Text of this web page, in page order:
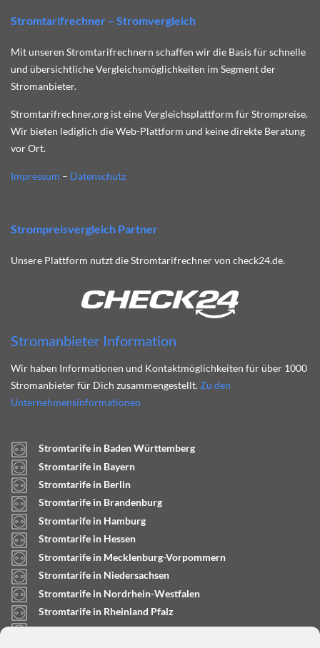
Stromtarifrechner – Stromvergleich
Mit unseren Stromtarifrechnern schaffen wir die Basis für schnelle
und übersichtliche Vergleichsmöglichkeiten im Segment der
Stromanbieter.
Stromtarifrechner.org ist eine Vergleichsplattform für Strompreise.
Wir bieten lediglich die Web-Plattform und keine direkte Beratung
vor Ort.
Impressum – Datenschutz
Strompreisvergleich Partner
Unsere Plattform nutzt die Stromtarifrechner von check24.de.
Stromanbieter Information
Wir haben Informationen und Kontaktmöglichkeiten für über 1000
Stromanbieter für Dich zusammengestellt. Zu den
Unternehmensinformationen
Stromtarife in Baden Württemberg
Stromtarife in Bayern
Stromtarife in Berlin
Stromtarife in Brandenburg
Stromtarife in Hamburg
Stromtarife in Hessen
Stromtarife in Mecklenburg-Vorpommern
Stromtarife in Niedersachsen
Stromtarife in Nordrhein-Westfalen
Stromtarife in Rheinland Pfalz
Stromtarife in Saarland